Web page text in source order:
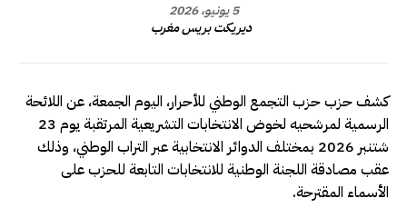
5 يونيو، 2026
ديريكت بريس مغرب
كشف حزب حزب التجمع الوطني للأحرار، اليوم الجمعة، عن اللائحة
الرسمية لمرشحيه لخوض الانتخابات التشريعية المرتقبة يوم 23
شتنبر 2026 بمختلف الدوائر الانتخابية عبر التراب الوطني، وذلك
عقب مصادقة اللجنة الوطنية للانتخابات التابعة للحزب على
الأسماء المقترحة.